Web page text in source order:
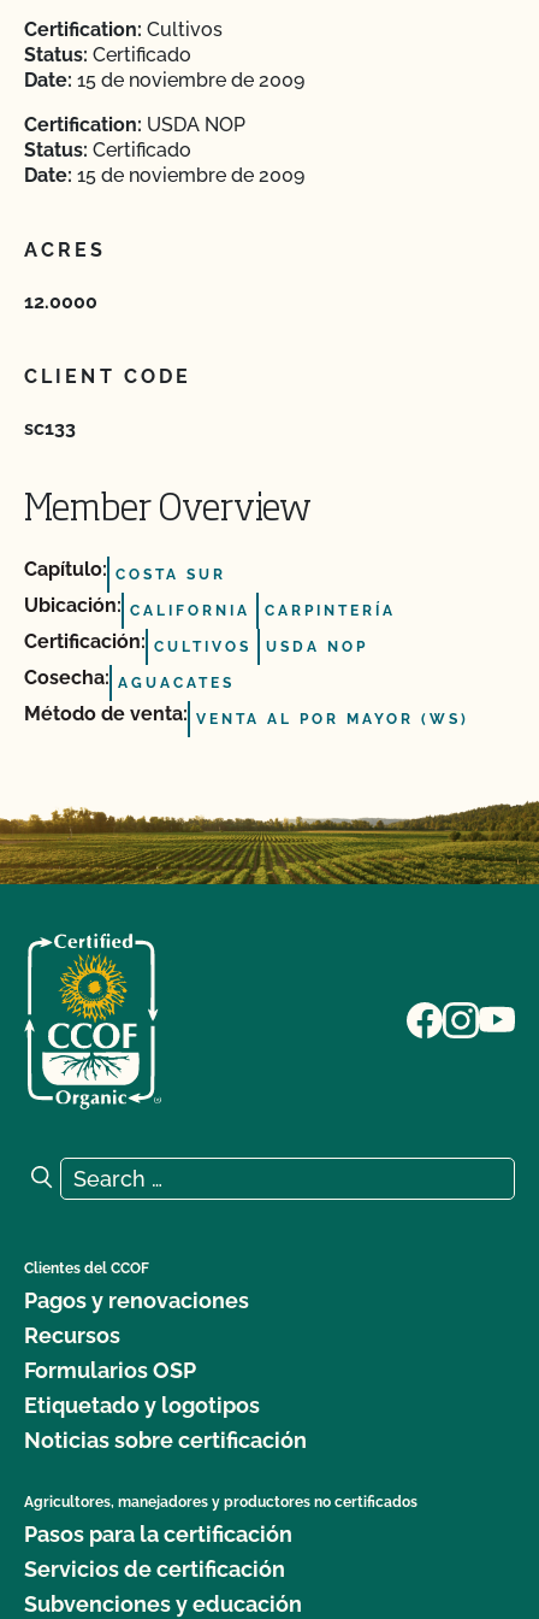
Certification: Cultivos
Status: Certificado
Date: 15 de noviembre de 2009
Certification: USDA NOP
Status: Certificado
Date: 15 de noviembre de 2009
ACRES
12.0000
CLIENT CODE
sc133
Member Overview
Capítulo: COSTA SUR
Ubicación: CALIFORNIA CARPINTERÍA
Certificación: CULTIVOS USDA NOP
Cosecha: AGUACATES
Método de venta: VENTA AL POR MAYOR (WS)
Search for:
Search
Clientes del CCOF
Pagos y renovaciones
Recursos
Formularios OSP
Etiquetado y logotipos
Noticias sobre certificación
Agricultores, manejadores y productores no certificados
Pasos para la certificación
Servicios de certificación
Subvenciones y educación